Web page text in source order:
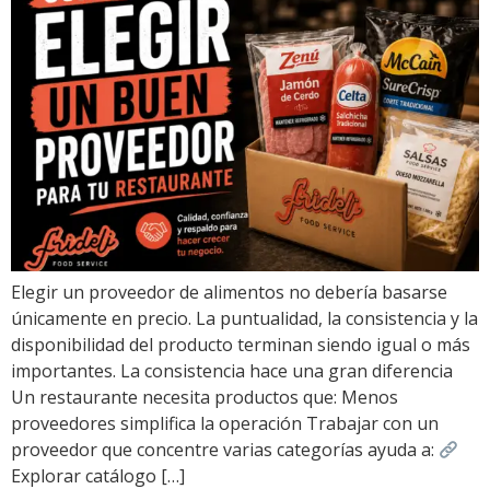
Elegir un proveedor de alimentos no debería basarse
únicamente en precio. La puntualidad, la consistencia y la
disponibilidad del producto terminan siendo igual o más
importantes. La consistencia hace una gran diferencia
Un restaurante necesita productos que: Menos
proveedores simplifica la operación Trabajar con un
proveedor que concentre varias categorías ayuda a:
Explorar catálogo […]